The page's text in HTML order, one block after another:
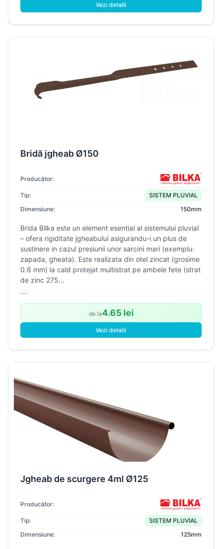
Vezi detalii
Bridă jgheab Ø150
Producător:
Tip:
SISTEM PLUVIAL
Dimensiune:
150mm
Brida Bilka este un element esential al sistemului pluvial
– ofera rigiditate jgheabului asigurandu-i un plus de
sustinere in cazul presiunii unor sarcini mari (exemplu:
zapada, gheata). Este realizata din otel zincat (grosime
0.6 mm) la cald protejat multistrat pe ambele fete (strat
de zinc 275...
...
de la4.65 lei
Vezi detalii
Jgheab de scurgere 4ml Ø125
Producător:
Tip:
SISTEM PLUVIAL
Dimensiune:
125mm